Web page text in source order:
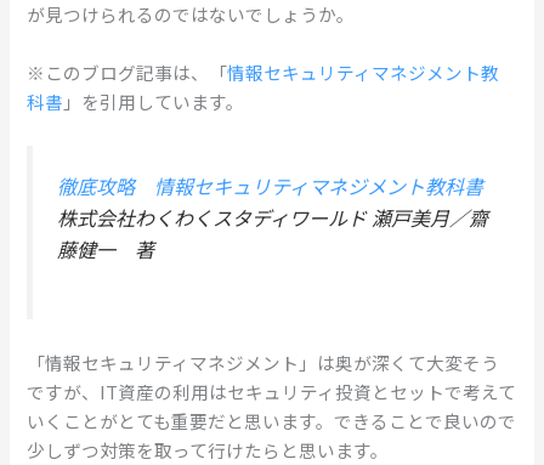
が見つけられるのではないでしょうか。
※このブログ記事は、「情報セキュリティマネジメント教
科書 」を引用しています。
徹底攻略 情報セキュリティマネジメント教科書
株式会社わくわくスタディワールド 瀬戸美月／齋
藤健一 著
「情報セキュリティマネジメント」は奥が深くて大変そう
ですが、IT資産の利用はセキュリティ投資とセットで考えて
いくことがとても重要だと思います。できることで良いので
少しずつ対策を取って行けたらと思います。